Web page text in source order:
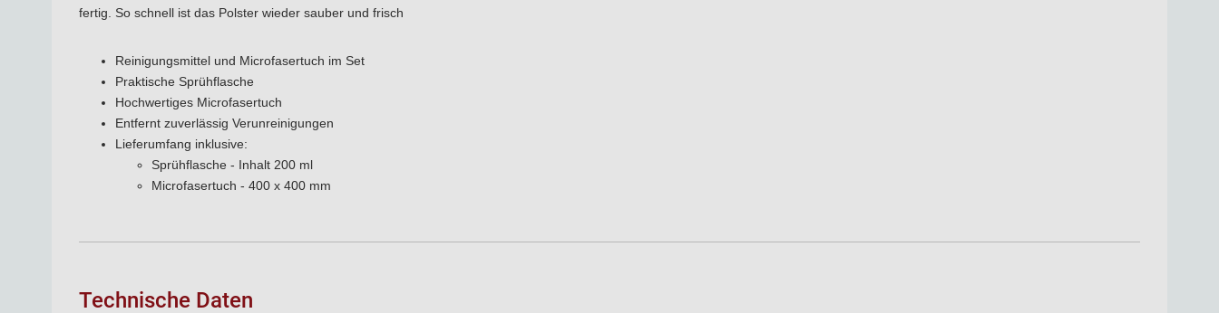
fertig. So schnell ist das Polster wieder sauber und frisch
Reinigungsmittel und Microfasertuch im Set
Praktische Sprühflasche
Hochwertiges Microfasertuch
Entfernt zuverlässig Verunreinigungen
Lieferumfang inklusive:
Sprühflasche - Inhalt 200 ml
Microfasertuch - 400 x 400 mm
Technische Daten